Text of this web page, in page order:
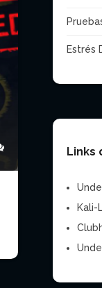
Estrés
Links
Kali-